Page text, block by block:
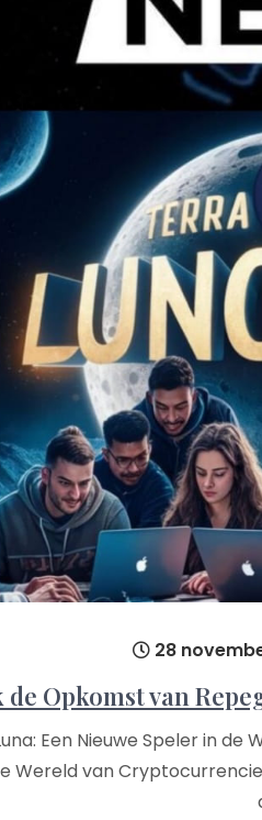
28
de Opkomst van
Een Nieuwe Speler in
Wereld van